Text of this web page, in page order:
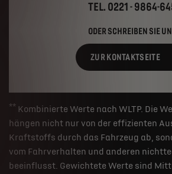
TEL. 0221 - 9864-
ODER SCHREIBEN SIE
ZUR KONTAKTSEITE
** Kombinierte Werte nach WLTP. Die
hängen nicht nur von der effizienten
Kraftstoffs durch das Fahrzeug ab,
vom Fahrverhalten und anderen
beeinflusst. Gewichtete Werte sind